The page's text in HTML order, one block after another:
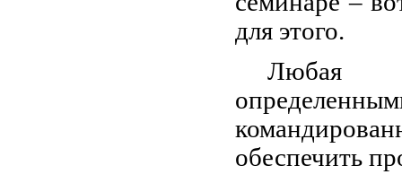
для этого.
Любая
обеспечить